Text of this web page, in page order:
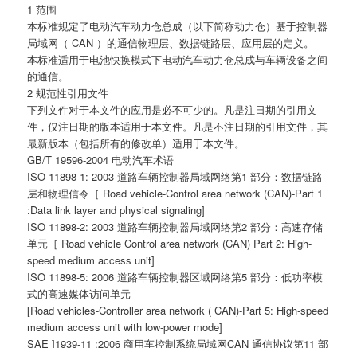
1 范围
本标准规定了电动汽车动力仓总成（以下简称动力仓）基于控制器
局域网（ CAN ）的通信物理层、数据链路层、应用层的定义。
本标准适用于电池快换模式下电动汽车动力仓总成与车辆设备之间
的通信。
2 规范性引用文件
下列文件对于本文件的应用是必不可少的。凡是注日期的引用文
件，仅注日期的版本适用于本文件。凡是不注日期的引用文件，其
最新版本（包括所有的修改单）适用于本文件。
GB/T 19596-2004 电动汽车术语
ISO 11898-1: 2003 道路车辆控制器局域网络第1 部分：数据链路
层和物理信令［ Road vehicle-Control area network (CAN)-Part 1
:Data link layer and physical signaling]
ISO 11898-2: 2003 道路车辆控制器局域网络第2 部分：高速存储
单元［ Road vehicle Control area network (CAN) Part 2: High-
speed medium access unit]
ISO 11898-5: 2006 道路车辆控制器区域网络第5 部分：低功率模
式的高速媒体访问单元
[Road vehicles-Controller area network ( CAN)-Part 5: High-speed
medium access unit with low-power mode]
SAE ]1939-11 :2006 商用车控制系统局域网CAN 通信协议第11 部